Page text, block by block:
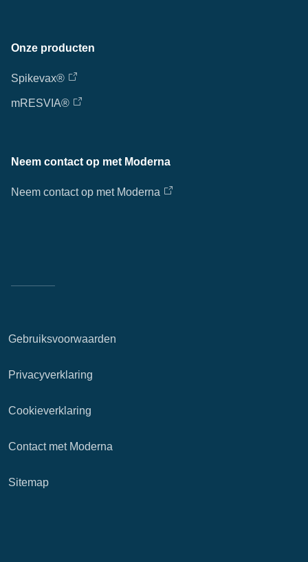
Onze producten
Spikevax®
mRESVIA®
Neem contact op met Moderna
Neem contact op met Moderna
Gebruiksvoorwaarden
Privacyverklaring
Cookieverklaring
Contact met Moderna
Sitemap